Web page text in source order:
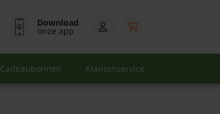
Download
onze app
Cadeaubonnen Klantenservice